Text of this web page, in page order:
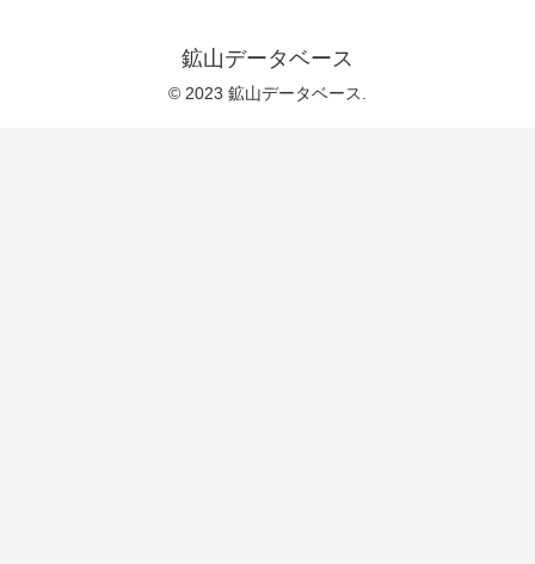
鉱山データベース
© 2023 鉱山データベース.